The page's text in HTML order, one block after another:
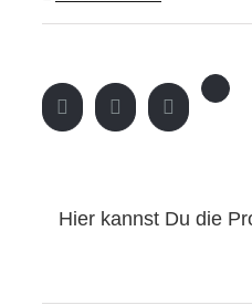
Hier kannst Du die